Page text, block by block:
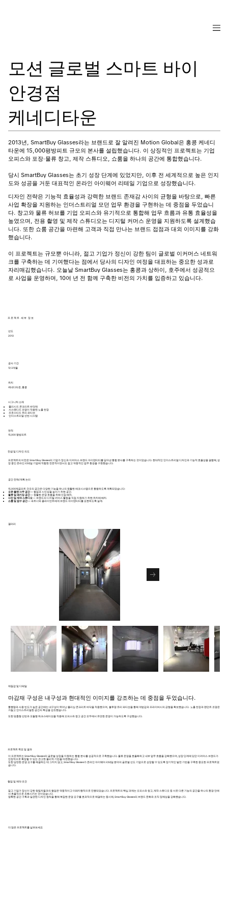
모션 글로벌 스마트 바이
안경점
케네디타운
2013년, SmartBuy Glasses라는 브랜드로 잘 알려진 Motion Global은 홍콩 케네디
타운에 15,000평방피트 규모의 본사를 설립했습니다. 이 상징적인 프로젝트는 기업
오피스와 포장·물류 창고, 제작 스튜디오, 쇼룸을 하나의 공간에 통합했습니다.
당시 SmartBuy Glasses는 초기 성장 단계에 있었지만, 이후 전 세계적으로 높은 인지
도와 성공을 거둔 대표적인 온라인 아이웨어 리테일 기업으로 성장했습니다.
디자인 전략은 기능적 효율성과 강력한 브랜드 존재감 사이의 균형을 바탕으로, 빠른
사업 확장을 지원하는 인더스트리얼 모던 업무 환경을 구현하는 데 중점을 두었습니
다. 창고와 물류 허브를 기업 오피스와 유기적으로 통합해 업무 흐름과 유통 효율성을
높였으며, 전용 촬영 및 제작 스튜디오는 디지털 커머스 운영을 지원하도록 설계했습
니다. 또한 쇼룸 공간을 마련해 고객과 직접 만나는 브랜드 접점과 대외 이미지를 강화
했습니다.
이 프로젝트는 규모뿐 아니라, 젊고 기업가 정신이 강한 팀이 글로벌 이커머스 네트워
크를 구축하는 데 기여했다는 점에서 당사의 디자인 여정을 대표하는 중요한 성과로
자리매김했습니다. 오늘날 SmartBuy Glasses는 홍콩과 상하이, 호주에서 성공적으
로 사업을 운영하며, 10여 년 전 함께 구축한 비전의 가치를 입증하고 있습니다.
프로젝트 세부 정보
시그니처 소재
폴리시드 콘크리트 바닥재
서스펜디드 조명이 적용된 노출 천장
프로스티드 유리 파티션
인더스트리얼 선반 시스템
공사 기간
약 3개월
위치
케네디타운, 홍콩
​면적
15,000 평방피트
년도
2013
컨셉 및 디자인 의도
프로젝트의 비전은 SmartBuy Glasses의 기업가 정신과 이커머스 브랜드 아이덴티티를 담아낸 통합 본사를 구축하는 것이었습니다. 현대적인 인더스트리얼 디자인과 기능적 효율성을 결합해, 성
장 중인 온라인 리테일 기업에 적합한 전문적이면서도 젊고 역동적인 업무 환경을 구현했습니다.
공간 전략/계획 논리
15,000제곱피트 규모의 공간은 다양한 기능을 하나의 원활한 에코시스템으로 통합하도록 계획되었습니다:
오픈 플랜 사무 공간— 협업과 시인성을 높이기 위한 공간.
물류 및 패키징 공간— 원활한 운영 흐름을 위해 인접 배치.
사진 및 제작 스튜디오— 브랜드의 디지털 커머스 활동을 직접 지원하기 위한 위치에 배치.
쇼룸 및 접수 공간— 파트너와 클라이언트에게 브랜드 아이덴티티를 표현하도록 설계.
겔러리
재질감 및 디테일
마감재 구성은 내구성과 현대적인 이미지를 강조하는 데 중점을 두었습니다.
통행량과 사용 빈도가 높은 공간에는 내구성이 뛰어난 폴리싱 콘크리트 바닥을 적용했으며, 불투명 유리 파티션을 통해 개방감과 프라이버시의 균형을 확보했습니다. 노출 천장과 펜던트 조명은
거칠고 인더스트리얼한 공간의 특성을 강조했습니다.
또한 맞춤형 선반과 모듈형 워크스테이션을 적용해 오피스와 창고 공간 모두에서 유연한 운영이 가능하도록 구성했습니다.
협업 및 제약 조건
젊고 기업가 정신이 강한 창립자들과의 협업은 역동적이고 미래지향적으로 진행되었습니다. 프로젝트의 핵심 과제는 오피스와 창고, 제작 스튜디오 등 서로 다른 기능의 공간을 하나의 환경 안에
서 효율적으로 조화시키는 것이었습니다.
명확한 공간 구획과 일관된 디자인 원칙을 통해 복잡한 운영 요구를 효과적으로 해결하는 동시에, SmartBuy Glasses의 브랜드 문화와 조직 정체성을 강화했습니다.
프로젝트 목표 및 결과
이 프로젝트는 SmartBuy Glasses의 글로벌 성장을 지원하는 통합 본사를 성공적으로 구축했습니다. 물류 운영을 효율화하고 내부 업무 흐름을 강화했으며, 성장 단계에 있던 이커머스 브랜드가
안정적으로 확장할 수 있는 견고한 물리적 기반을 마련했습니다.
또한 당면한 운영 요구를 해결하는 데 그치지 않고, SmartBuy Glasses가 온라인 아이웨어 리테일 분야의 글로벌 선도 기업으로 성장할 수 있도록 장기적인 발전 기반을 구축한 중요한 프로젝트였
습니다.
더 많은 프로젝트를 살펴보세요